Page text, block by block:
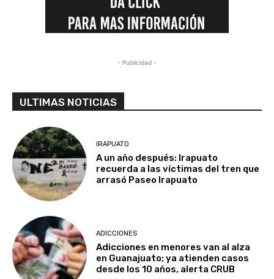
- Publicidad -
ULTIMAS NOTICIAS
IRAPUATO
A un año después: Irapuato
recuerda a las víctimas del tren que
arrasó Paseo Irapuato
ADICCIONES
Adicciones en menores van al alza
en Guanajuato; ya atienden casos
desde los 10 años, alerta CRUB